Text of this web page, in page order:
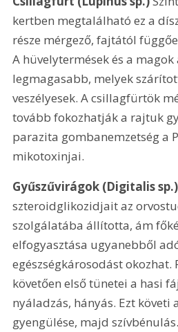
kertben megtalálható ez a
része mérgező, fajtától
A hüvelytermések és a
legmagasabb, melyek
veszélyesek. A csillagfürtök
tovább fokozhatják a rajtuk
parazita gombanemzetség a
mikotoxinjai.
Gyűszűvirágok (Digitalis sp.)
szteroidglikozidjait az
szolgálatába állította, ám
elfogyasztása ugyanebből
egészségkárosodást okozhat.
követően első tünetei a hasi
nyáladzás, hányás. Ezt
gyengülése, majd